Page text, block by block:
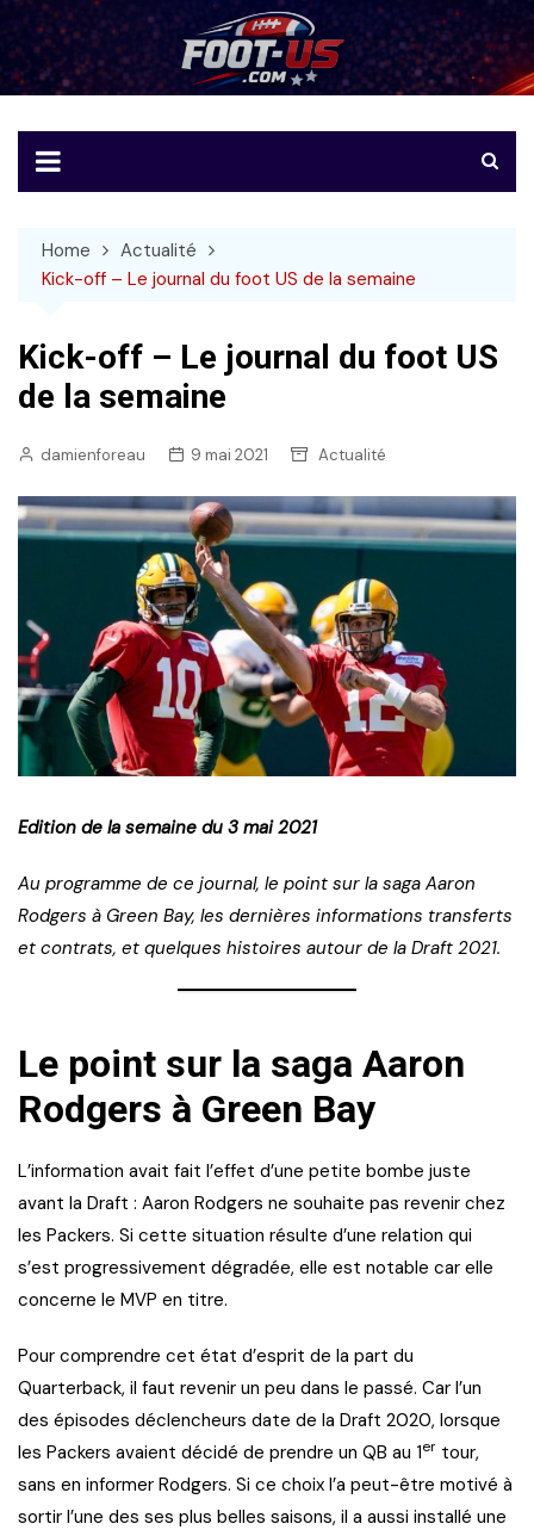
to
content
Foot-US
Le football américain en français
Home
Actualité
Kick-off – Le journal du foot US de la semaine
Kick-off – Le journal du foot US
de la semaine
damienforeau 9 mai 2021 Actualité
Edition de la semaine du 3 mai 2021
Au programme de ce journal, le point sur la saga Aaron
Rodgers à Green Bay, les dernières informations transferts
et contrats, et quelques histoires autour de la Draft 2021.
Le point sur la saga Aaron
Rodgers à Green Bay
L’information avait fait l’effet d’une petite bombe juste
avant la Draft : Aaron Rodgers ne souhaite pas revenir chez
les Packers. Si cette situation résulte d’une relation qui
s’est progressivement dégradée, elle est notable car elle
concerne le MVP en titre.
Pour comprendre cet état d’esprit de la part du
Quarterback, il faut revenir un peu dans le passé. Car l’un
des épisodes déclencheurs date de la Draft 2020, lorsque
les Packers avaient décidé de prendre un QB au 1er tour,
sans en informer Rodgers. Si ce choix l’a peut-être motivé à
sortir l’une des ses plus belles saisons, il a aussi installé une